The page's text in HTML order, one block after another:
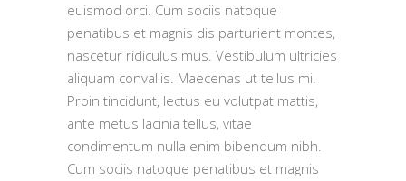
euismod orci. Cum sociis natoque
penatibus et magnis dis parturient montes,
nascetur ridiculus mus. Vestibulum ultricies
aliquam convallis. Maecenas ut tellus mi.
Proin tincidunt, lectus eu volutpat mattis,
ante metus lacinia tellus, vitae
condimentum nulla enim bibendum nibh.
Cum sociis natoque penatibus et magnis